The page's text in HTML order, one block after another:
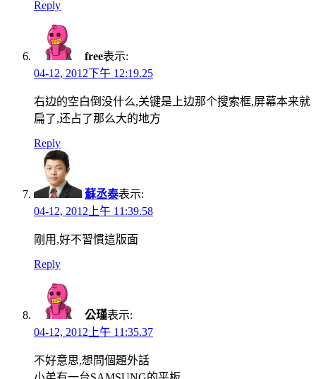
Reply
free表示:
04-12, 2012下午 12:19.25
右边的空白倒没什么,关键是上边那个搜索框,屏幕本来就
扁了,还占了那么大的地方
Reply
蘇丞泰表示:
04-12, 2012上午 11:39.58
剛用,好不習慣這版面
Reply
公瑾表示:
04-12, 2012上午 11:35.37
不好意思,想問個題外話